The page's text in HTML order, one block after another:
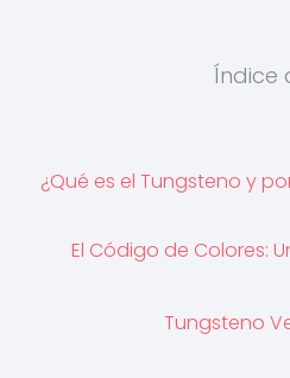
Índice
¿Qué es el Tungsteno y
El Código de Colores:
Tungsteno